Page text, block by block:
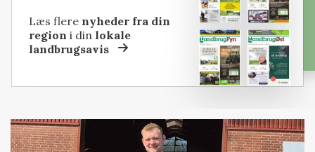
Læs flere nyheder fra din
region i dinlokale
landbrugsavis